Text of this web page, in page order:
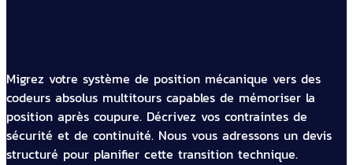
Migrez votre système de position mécanique vers des
codeurs absolus multitours capables de mémoriser la
position après coupure. Décrivez vos contraintes de
sécurité et de continuité. Nous vous adressons un devis
structuré pour planifier cette transition technique.